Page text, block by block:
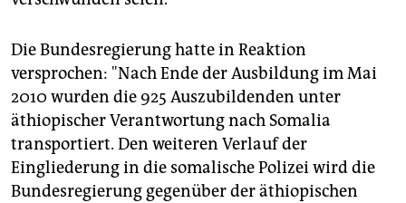
Die Bundesregierung hatte in Reaktion
versprochen: "Nach Ende der Ausbildung im Mai
2010 wurden die 925 Auszubildenden unter
äthiopischer Verantwortung nach Somalia
transportiert. Den weiteren Verlauf der
Eingliederung in die somalische Polizei wird die
Bundesregierung gegenüber der äthiopischen